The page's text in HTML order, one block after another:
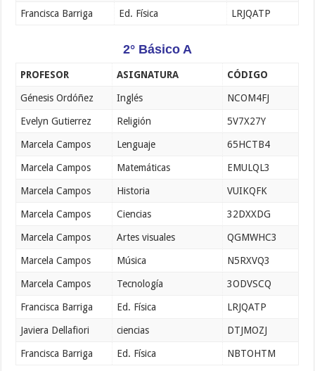
Francisca Barriga Ed. Física LRJQATP
2° Básico A
PROFESOR ASIGNATURA CÓDIGO
Génesis Ordóñez Inglés NCOM4FJ
Evelyn Gutierrez Religión 5V7X27Y
Marcela Campos Lenguaje 65HCTB4
Marcela Campos Matemáticas EMULQL3
Marcela Campos Historia VUIKQFK
Marcela Campos Ciencias 32DXXDG
Marcela Campos Artes visuales QGMWHC3
Marcela Campos Música N5RXVQ3
Marcela Campos Tecnología 3ODVSCQ
Francisca Barriga Ed. Física LRJQATP
Javiera Dellafiori ciencias DTJMOZJ
Francisca Barriga Ed. Física NBTOHTM